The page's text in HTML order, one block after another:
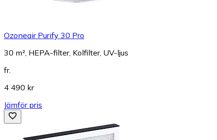
Ozoneair Purify 30 Pro
30 m², HEPA-filter, Kolfilter, UV-ljus
fr.
4 490 kr
Jämför pris